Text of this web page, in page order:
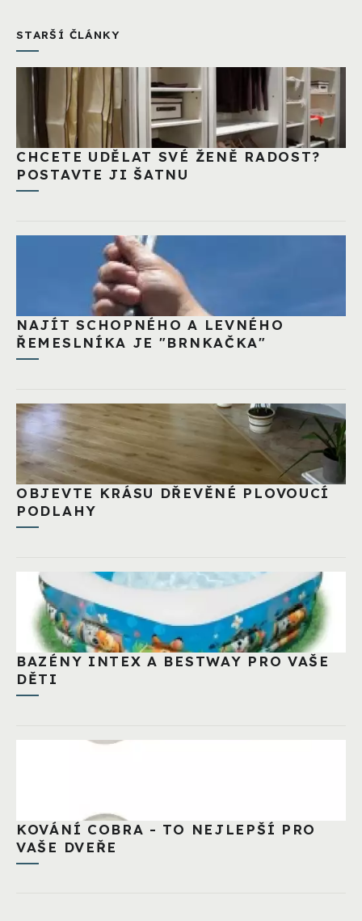
STARŠÍ ČLÁNKY
CHCETE UDĚLAT SVÉ ŽENĚ RADOST?
POSTAVTE JI ŠATNU
NAJÍT SCHOPNÉHO A LEVNÉHO
ŘEMESLNÍKA JE "BRNKAČKA"
OBJEVTE KRÁSU DŘEVĚNÉ PLOVOUCÍ
PODLAHY
BAZÉNY INTEX A BESTWAY PRO VAŠE
DĚTI
KOVÁNÍ COBRA - TO NEJLEPŠÍ PRO
VAŠE DVEŘE